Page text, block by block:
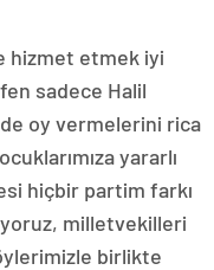
hizmet etmek iyi
sadece Halil
de oy vermelerini rica
yararlı
hiçbir partim farkı
milletvekilleri
birlikte